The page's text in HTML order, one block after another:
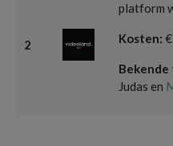
2
platform
Kosten:
Judas en